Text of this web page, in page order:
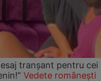
tranșant pentru cei
Vedete românești